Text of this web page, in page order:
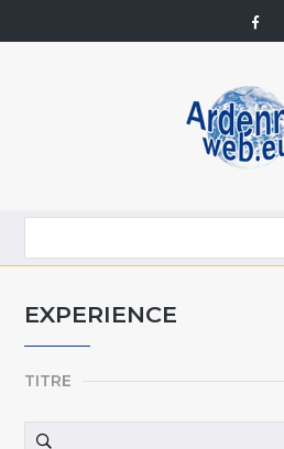
EXPERIENCE
TITRE